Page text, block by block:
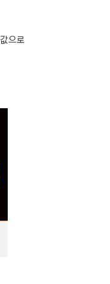
으로